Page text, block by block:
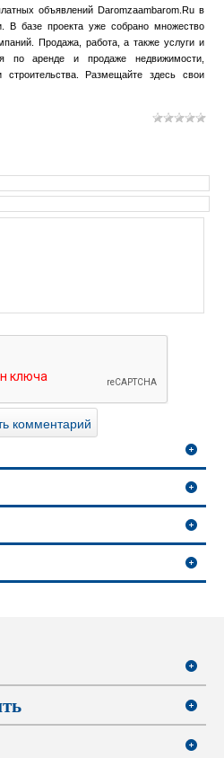
объявлений Daromzaambarom.Ru в
В базе проекта уже собрано множество
Продажа, работа, а также услуги и
по аренде и продаже недвижимости,
Размещайте здесь свои